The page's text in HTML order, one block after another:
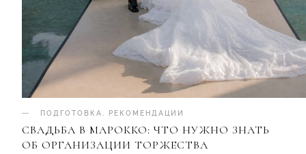
ПОДГОТОВКА РЕКОМЕНДАЦИИ
СВАДЬБА В МАРОККО: ЧТО НУЖНО ЗНАТЬ
ОБ ОРГАНИЗАЦИИ ТОРЖЕСТВА